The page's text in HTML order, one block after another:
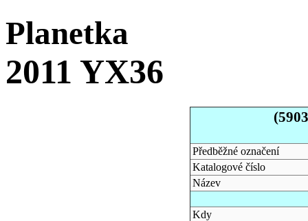
Planetka
2011 YX36
Předběžné označení
Katalogové číslo
Název
Kdy